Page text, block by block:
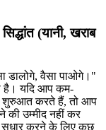
(यानी, खराब
डालोगे, वैसा पाओगे।"
है। यदि आप कम-
से शुरुआत करते हैं, तो आप
उम्मीद नहीं कर
करने के लिए कुछ